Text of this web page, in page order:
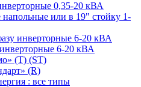
0,35-20 кВА
или в 19" стойку 1-
инверторные 6-20 кВА
6-20 кВА
(T) (ST)
(R)
: все типы